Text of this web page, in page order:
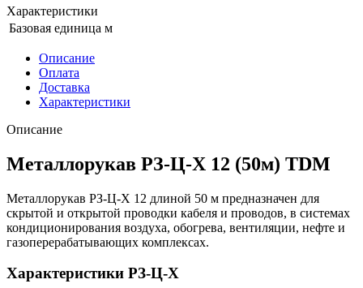
Характеристики
Базовая единица м
Описание
Оплата
Доставка
Характеристики
Описание
Металлорукав РЗ-Ц-Х 12 (50м) TDM
Металлорукав РЗ-Ц-Х 12 длиной 50 м предназначен для
скрытой и открытой проводки кабеля и проводов, в системах
кондиционирования воздуха, обогрева, вентиляции, нефте и
газоперерабатывающих комплексах.
Характеристики РЗ-Ц-Х